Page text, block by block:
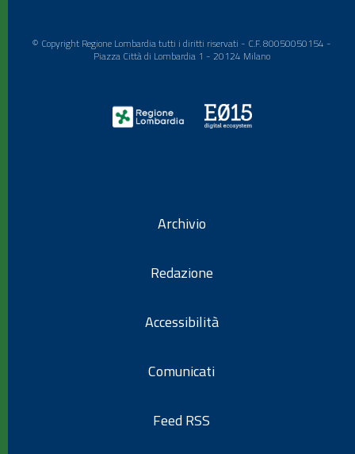
© Copyright Regione Lombardia tutti i diritti riservati - C.F. 80050050154 -
Piazza Città di Lombardia 1 - 20124 Milano
Archivio
Redazione
Accessibilità
Comunicati
Feed RSS